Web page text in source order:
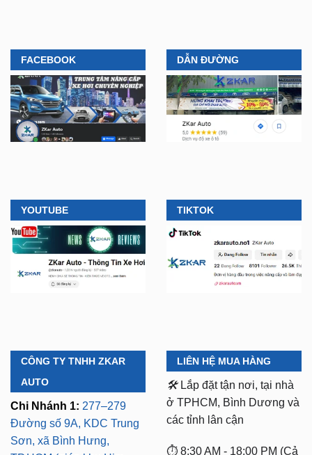
FACEBOOK DẪN ĐƯỜNG
YOUTUBE TIKTOK
CÔNG TY TNHH ZKAR
AUTO
Chi Nhánh 1: 277–279
Đường số 9A, KDC Trung
Sơn, xã Bình Hưng,
LIÊN HỆ MUA HÀNG
🛠️ Lắp đặt tận nơi, tại nhà
ở TPHCM, Bình Dương và
các tỉnh lân cận
⏱️ 8:30 AM - 18:00 PM (Cả